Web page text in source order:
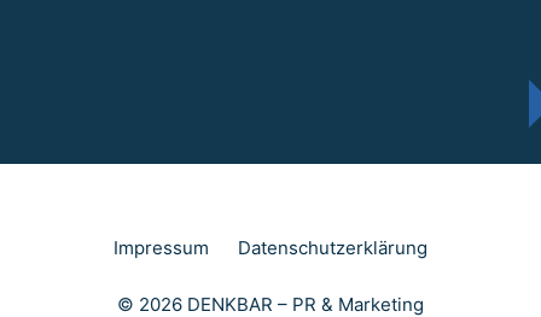
Impressum Datenschutzerklärung
© 2026 DENKBAR – PR & Marketing